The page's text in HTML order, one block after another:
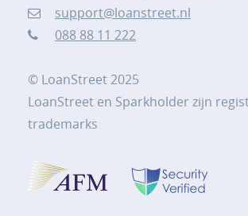
support@loanstreet.nl
088 88 11 222
© LoanStreet 2025
LoanStreet en Sparkholder zijn
trademarks